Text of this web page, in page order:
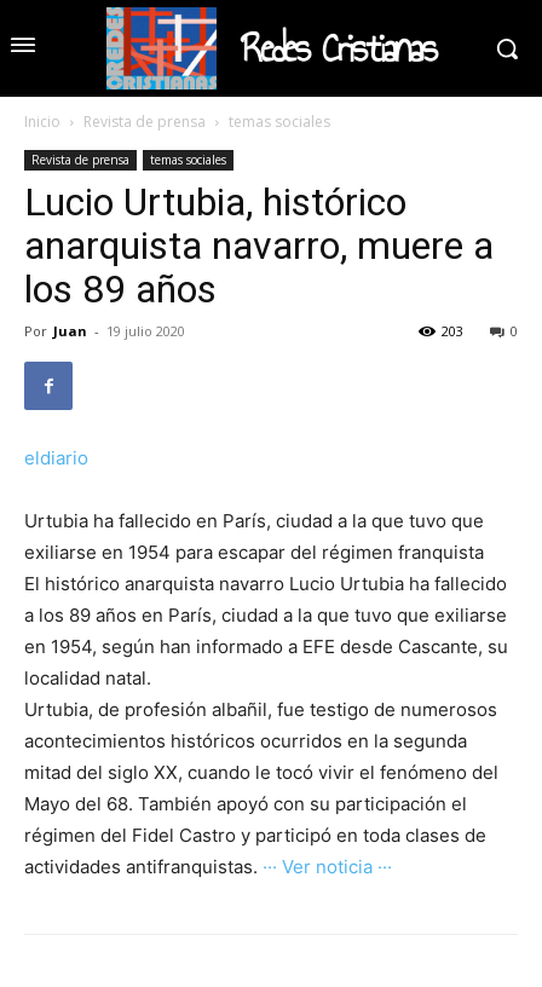
Redes Cristianas
Inicio Revista de prensa temas sociales
Revista de prensa temas sociales
Lucio Urtubia, histórico
anarquista navarro, muere a
los 89 años
Por Juan - 19 julio 2020 0
203
eldiario
Urtubia ha fallecido en París, ciudad a la que tuvo que
exiliarse en 1954 para escapar del régimen franquista
El histórico anarquista navarro Lucio Urtubia ha fallecido
a los 89 años en París, ciudad a la que tuvo que exiliarse
en 1954, según han informado a EFE desde Cascante, su
localidad natal.
Urtubia, de profesión albañil, fue testigo de numerosos
acontecimientos históricos ocurridos en la segunda
mitad del siglo XX, cuando le tocó vivir el fenómeno del
Mayo del 68. También apoyó con su participación el
régimen del Fidel Castro y participó en toda clases de
actividades antifranquistas. ··· Ver noticia ···